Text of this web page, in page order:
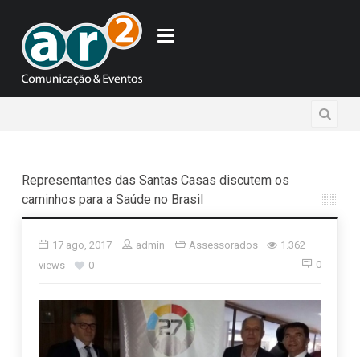
Representantes das Santas Casas discutem os
caminhos para a Saúde no Brasil
17 ago, 2017 admin Assessorados
1.362
views
0 0